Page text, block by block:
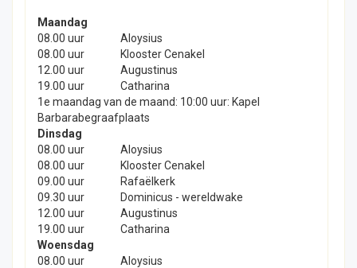
Maandag
08.00 uur
Aloysius
08.00 uur
Klooster Cenakel
12.00 uur
Augustinus
19.00 uur
Catharina
1e maandag van de maand: 10:00 uur: Kapel
Barbarabegraafplaats
Dinsdag
08.00 uur
Aloysius
08.00 uur
Klooster Cenakel
09.00 uur
Rafaëlkerk
09.30 uur
Dominicus - wereldwake
12.00 uur
Augustinus
19.00 uur
Catharina
Woensdag
08.00 uur
Aloysius